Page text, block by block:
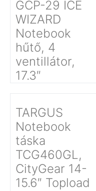
GCP-29 ICE
WIZARD
Notebook
hűtő, 4
ventillátor,
17.3″
TARGUS
Notebook
táska
TCG460GL,
CityGear 14-
15.6″ Topload